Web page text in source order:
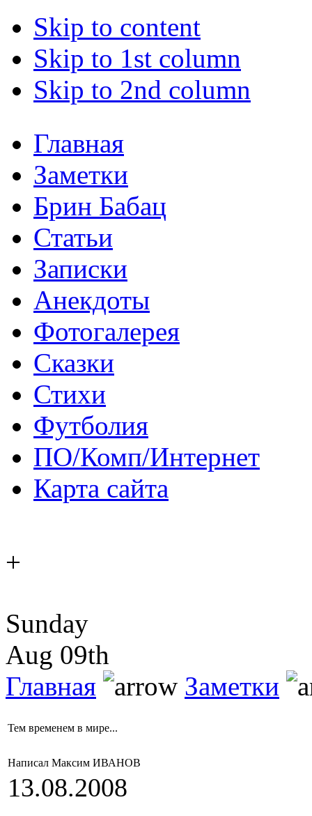
Skip to content
Skip to 1st column
Skip to 2nd column
Главная
Заметки
Брин Бабац
Статьи
Записки
Анекдоты
Фотогалерея
Сказки
Стихи
Футболия
ПО/Комп/Интернет
Карта сайта
+
Sunday
Aug 09th
Главная
Заметки
Тем временем в мире...
Написал Максим ИВАНОВ
13.08.2008